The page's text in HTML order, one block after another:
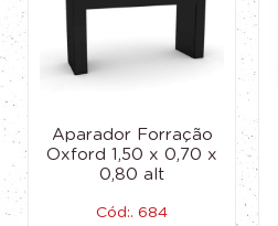
Aparador Forração
Oxford 1,50 x 0,70 x
0,80 alt
Cód:. 684